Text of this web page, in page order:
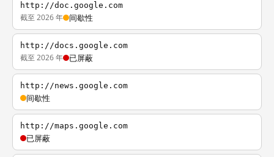
http://doc.google.com
截至 2026 年 间歇性
http://docs.google.com
截至 2026 年 已屏蔽
http://news.google.com
间歇性
http://maps.google.com
已屏蔽